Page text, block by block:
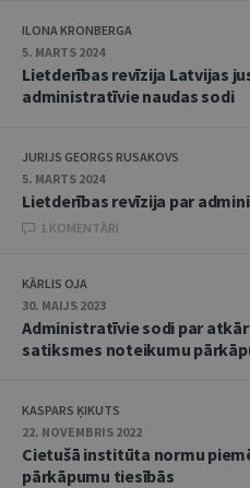
ILONA KRONBERGA
5. MARTS 2024
Lietderības revīzija Latvijas
administratīvie naudas sodi
JURIJS GEORGS RUSAKOVS
5. MARTS 2024
Lietderības revīzija par
1 KOMENTĀRI
KĀRLIS OJA
30. MAIJS 2023
Administratīvie sodi par
satiksmes noteikumu
KASPARS ĶIKUTS
22. NOVEMBRIS 2022
Cietušā institūta normu
pārkāpumu tiesībās